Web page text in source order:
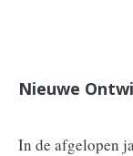
Nieuwe
In de afgelopen